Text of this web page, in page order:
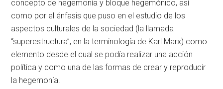
concepto de hegemonía y bloque hegemónico, así
como por el énfasis que puso en el estudio de los
aspectos culturales de la sociedad (la llamada
“superestructura”, en la terminología de Karl Marx) como
elemento desde el cual se podía realizar una acción
política y como una de las formas de crear y reproducir
la hegemonía.